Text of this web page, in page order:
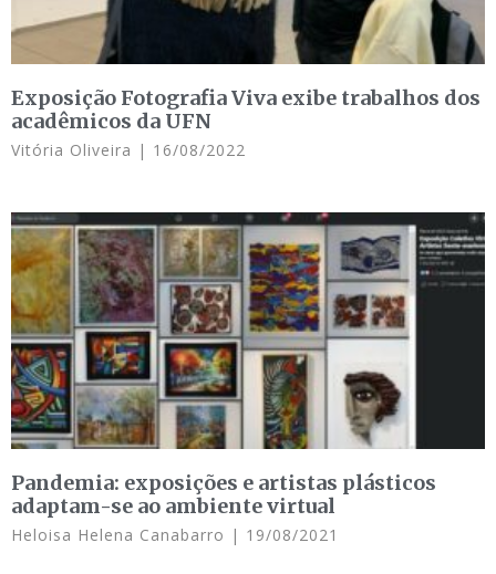
Exposição Fotografia Viva exibe trabalhos dos
acadêmicos da UFN
Vitória Oliveira 16/08/2022
Pandemia: exposições e artistas plásticos
adaptam-se ao ambiente virtual
Heloisa Helena Canabarro 19/08/2021